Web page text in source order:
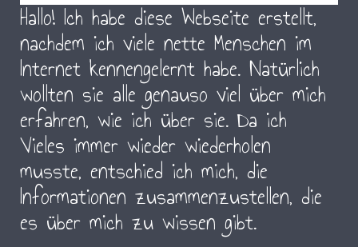
Hallo! Ich habe diese Webseite erstellt,
nachdem ich viele nette Menschen im
Internet kennengelernt habe. Natürlich
wollten sie alle genauso viel über mich
erfahren, wie ich über sie. Da ich
Vieles immer wieder wiederholen
musste, entschied ich mich, die
Informationen zusammenzustellen, die
es über mich zu wissen gibt.